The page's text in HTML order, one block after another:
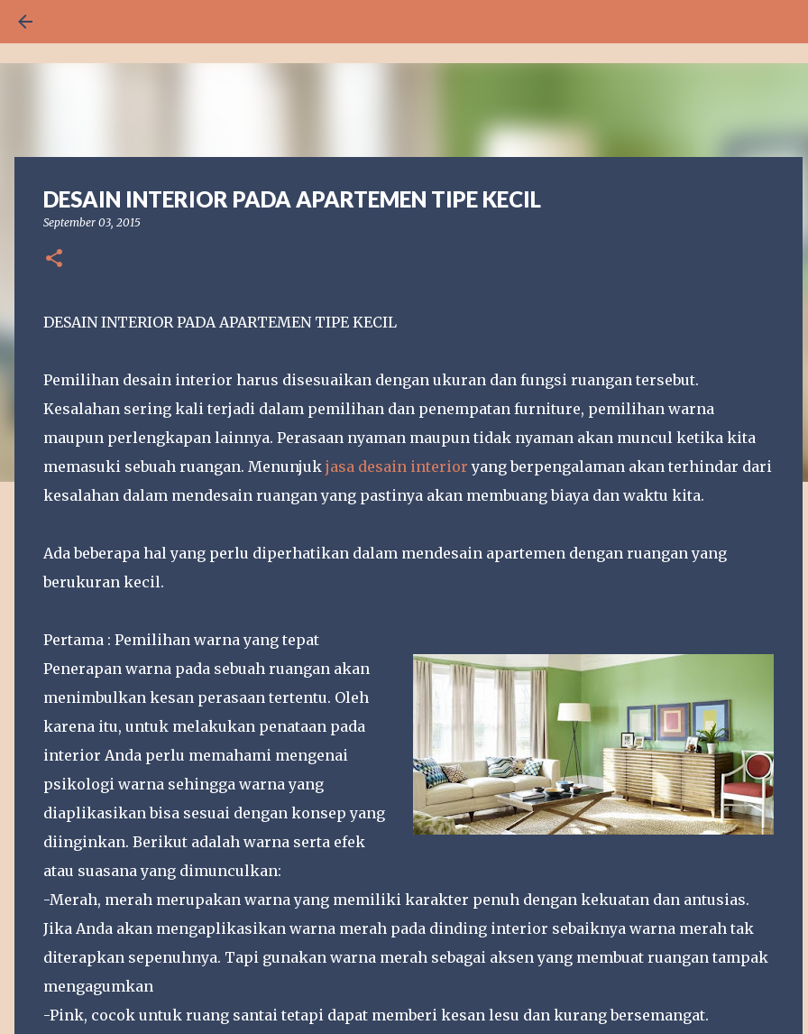
DESAIN INTERIOR PADA APARTEMEN TIPE KECIL
September 03, 2015
DESAIN INTERIOR PADA APARTEMEN TIPE KECIL
Pemilihan desain interior harus disesuaikan dengan ukuran dan fungsi ruangan tersebut.
Kesalahan sering kali terjadi dalam pemilihan dan penempatan furniture, pemilihan warna
maupun perlengkapan lainnya. Perasaan nyaman maupun tidak nyaman akan muncul ketika kita
memasuki sebuah ruangan. Menunjuk jasa desain interior yang berpengalaman akan terhindar dari
kesalahan dalam mendesain ruangan yang pastinya akan membuang biaya dan waktu kita.
Ada beberapa hal yang perlu diperhatikan dalam mendesain apartemen dengan ruangan yang
berukuran kecil.
Pertama : Pemilihan warna yang tepat
Penerapan warna pada sebuah ruangan akan
menimbulkan kesan perasaan tertentu. Oleh
karena itu, untuk melakukan penataan pada
interior Anda perlu memahami mengenai
psikologi warna sehingga warna yang
diaplikasikan bisa sesuai dengan konsep yang
diinginkan. Berikut adalah warna serta efek
atau suasana yang dimunculkan:
-Merah, merah merupakan warna yang memiliki karakter penuh dengan kekuatan dan antusias.
Jika Anda akan mengaplikasikan warna merah pada dinding interior sebaiknya warna merah tak
diterapkan sepenuhnya. Tapi gunakan warna merah sebagai aksen yang membuat ruangan tampak
mengagumkan
-Pink, cocok untuk ruang santai tetapi dapat memberi kesan lesu dan kurang bersemangat.